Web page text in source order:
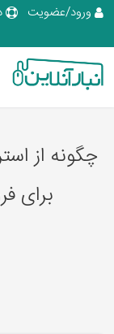
ورود/عضویت
چگونه از
برای